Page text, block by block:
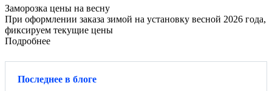
Заморозка цены на весну
При оформлении заказа зимой на установку весной 2026 года,
фиксируем текущие цены
Подробнее
Последнее в блоге